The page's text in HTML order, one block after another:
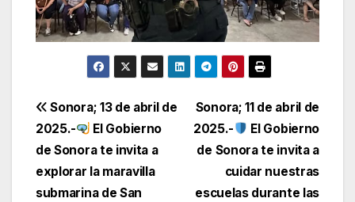
Navegación
de
entradas
Sonora; 11 de abril de
2025.-
El Gobierno
de Sonora te invita a
cuidar nuestras
escuelas durante las
Sonora; 13 de abril de
2025.-
El Gobierno
de Sonora te invita a
explorar la maravilla
submarina de San